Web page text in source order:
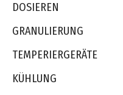
DOSIEREN
GRANULIERUNG
TEMPERIERGERÄTE
KÜHLUNG